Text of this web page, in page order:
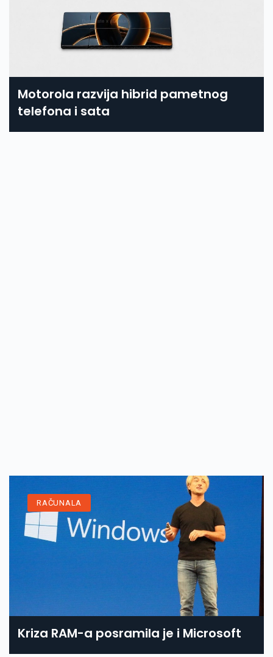
Motorola razvija hibrid pametnog
telefona i sata
RAČUNALA
Kriza RAM-a posramila je i Microsoft